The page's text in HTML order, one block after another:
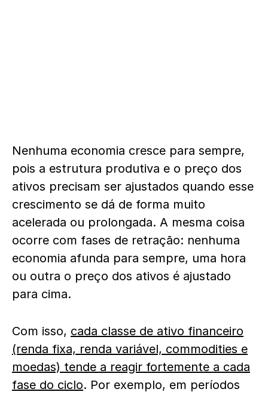
Nenhuma economia cresce para sempre,
pois a estrutura produtiva e o preço dos
ativos precisam ser ajustados quando esse
crescimento se dá de forma muito
acelerada ou prolongada. A mesma coisa
ocorre com fases de retração: nenhuma
economia afunda para sempre, uma hora
ou outra o preço dos ativos é ajustado
para cima.
Com isso, cada classe de ativo financeiro
(renda fixa, renda variável, commodities e
moedas) tende a reagir fortemente a cada
fase do ciclo. Por exemplo, em períodos